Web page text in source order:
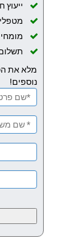
ייעוץ
מלא את
נוספים!